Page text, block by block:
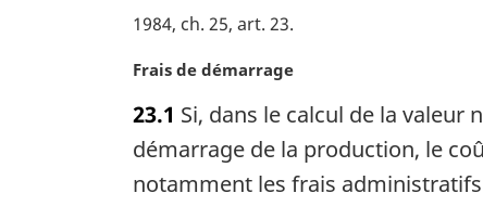
1984, ch. 25, art. 23
N
t
e
a
Frais de démarrage
23.1 Si, dans le calcul de la valeur
démarrage de la production, le
notamment les frais